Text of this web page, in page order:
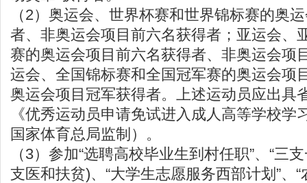
（2）奥运会、世界杯赛和世界锦标赛的奥
者、非奥运会项目前六名获得者；亚运会、
赛的奥运会项目前六名获得者、非奥运会项
运会、全国锦标赛和全国冠军赛的奥运会项
奥运会项目冠军获得者。上述运动员应出具
《优秀运动员申请免试进入成人高等学校学
国家体育总局监制）。
（3）参加“选聘高校毕业生到村任职”、“三
支医和扶贫)、“大学生志愿服务西部计划”、